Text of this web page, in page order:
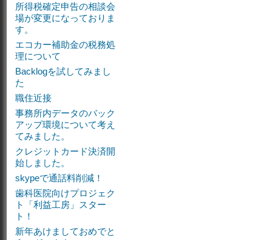
所得税確定申告の相談会
場が変更になっておりま
す。
エコカー補助金の税務処
理について
Backlogを試してみまし
た
職住近接
事務所内データのバック
アップ環境について考え
てみました。
クレジットカード決済開
始しました。
skypeで通話料削減！
歯科医院向けプロジェク
ト「利益工房」スター
ト！
新年あけましておめでと